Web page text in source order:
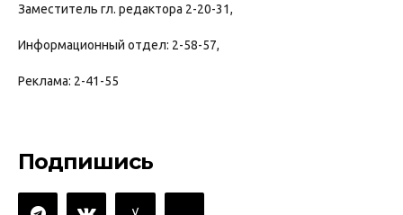
Заместитель гл. редактора 2-20-31,
Информационный отдел: 2-58-57,
Реклама: 2-41-55
Подпишись